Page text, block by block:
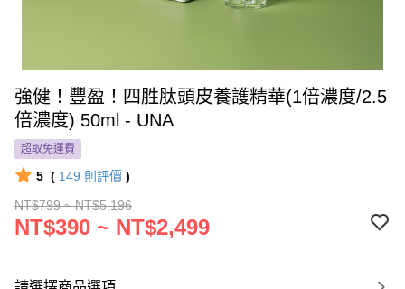
強健！豐盈！四胜肽頭皮養護精華(1倍濃度/2.5
倍濃度) 50ml - UNA
超取免運費
5 ( 149 則評價 )
NT$799 ~ NT$5,196
NT$390 ~ NT$2,499